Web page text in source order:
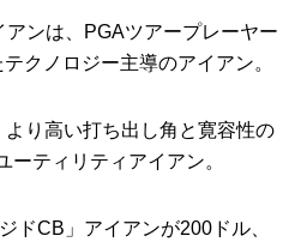
アンは、PGAツアープレーヤー
クノロジー主導のアイアン。
より高い打ち出し角と寛容性の
ティリティアイアン。
ドCB」アイアンが200ドル、
とは？